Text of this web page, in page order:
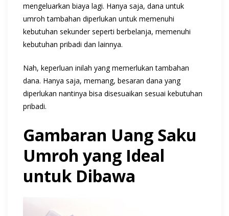
mengeluarkan biaya lagi. Hanya saja, dana untuk
umroh tambahan diperlukan untuk memenuhi
kebutuhan sekunder seperti berbelanja, memenuhi
kebutuhan pribadi dan lainnya.
Nah, keperluan inilah yang memerlukan tambahan
dana. Hanya saja, memang, besaran dana yang
diperlukan nantinya bisa disesuaikan sesuai kebutuhan
pribadi.
Gambaran Uang Saku
Umroh yang Ideal
untuk Dibawa